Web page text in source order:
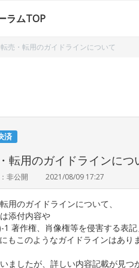
ラムTOP
転売・転用のガイドラインについて
済
転用のガイドラインにつ
非公開 2021/08/09 17:27
用のガイドラインについて、
添付内容や
1 著作権、肖像権等を侵害する表
もこのようなガイドラインはあり
ましたが、詳しい内容記載が見つ